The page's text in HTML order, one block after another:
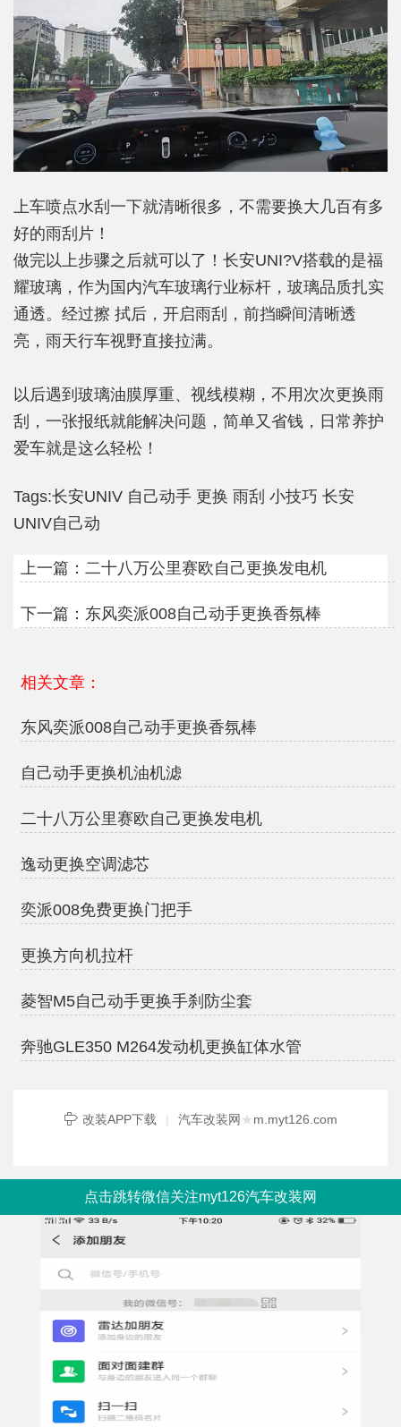
上车喷点水刮一下就清晰很多，不需要换大几百有多
好的雨刮片！
做完以上步骤之后就可以了！长安UNI?V搭载的是福
耀玻璃，作为国内汽车玻璃行业标杆，玻璃品质扎实
通透。经过擦 拭后，开启雨刮，前挡瞬间清晰透
亮，雨天行车视野直接拉满。
以后遇到玻璃油膜厚重、视线模糊，不用次次更换雨
刮，一张报纸就能解决问题，简单又省钱，日常养护
爱车就是这么轻松！
Tags:长安UNIV 自己动手 更换 雨刮 小技巧 长安
UNIV自己动
上一篇： 二十八万公里赛欧自己更换发电机
下一篇： 东风奕派008自己动手更换香氛棒
相关文章：
东风奕派008自己动手更换香氛棒
自己动手更换机油机滤
二十八万公里赛欧自己更换发电机
逸动更换空调滤芯
奕派008免费更换门把手
更换方向机拉杆
菱智M5自己动手更换手刹防尘套
奔驰GLE350 M264发动机更换缸体水管
改装APP下载 | 汽车改装网 ★m.myt126.com
点击跳转微信关注myt126汽车改装网